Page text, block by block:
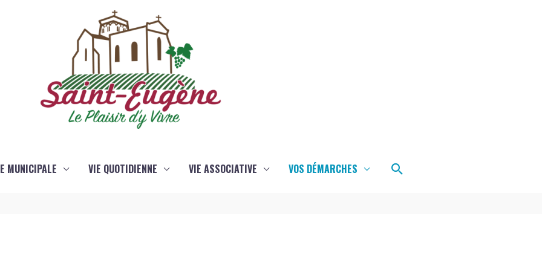
MUNICIPALE VIE QUOTIDIENNE VIE ASSOCIATIVE VOS DÉMARCHES Rechercher